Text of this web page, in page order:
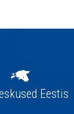
Eestis